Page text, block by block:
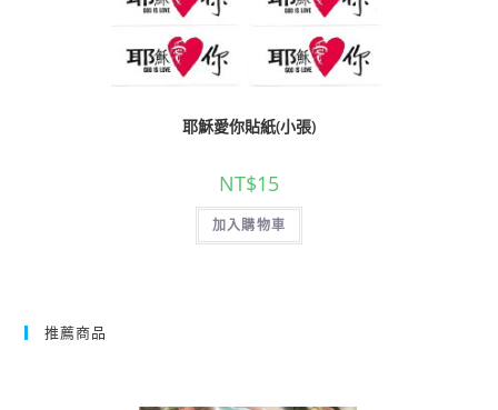
耶穌愛你貼紙(小張)
NT$15
加入購物車
推薦商品